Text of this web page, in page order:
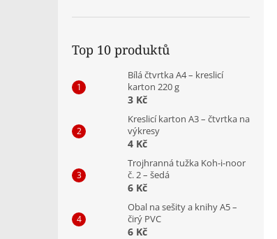
Top 10 produktů
Bílá čtvrtka A4 – kreslicí
karton 220 g
3 Kč
Kreslicí karton A3 – čtvrtka na
výkresy
4 Kč
Trojhranná tužka Koh-i-noor
č. 2 – šedá
6 Kč
Obal na sešity a knihy A5 –
čirý PVC
6 Kč